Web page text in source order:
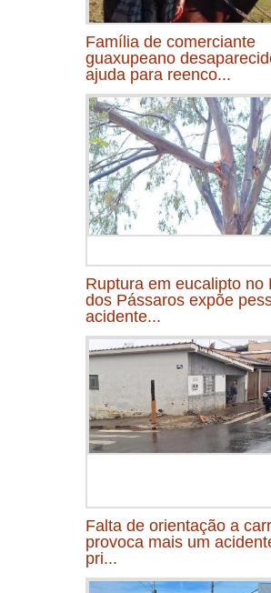
Família de comerciante
guaxupeano
ajuda para reenco...
Ruptura em eucalipto no
dos Pássaros expõe
acidente...
Falta de orientação a
provoca mais um
pri...